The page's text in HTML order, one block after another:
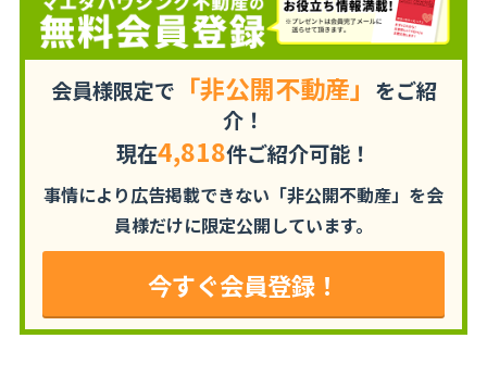
会員様限定で 「非公開不動産」 をご紹
介！
現在4,818件ご紹介可能！
事情により広告掲載できない「非公開不動産」を会
員様だけに限定公開しています。
今すぐ会員登録！